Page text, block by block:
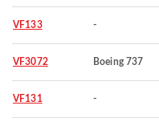
VF133 -
VF3072 Boeing 737
VF131 -